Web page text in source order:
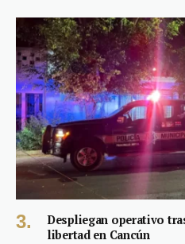
Despliegan operativo
libertad en Cancún